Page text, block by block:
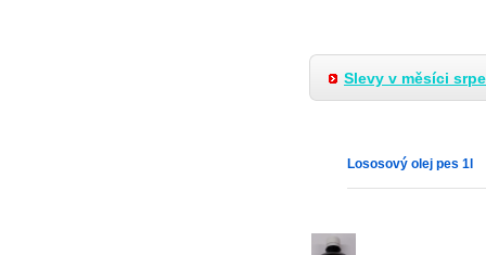
Slevy v měsíci
Lososový olej pes 1l